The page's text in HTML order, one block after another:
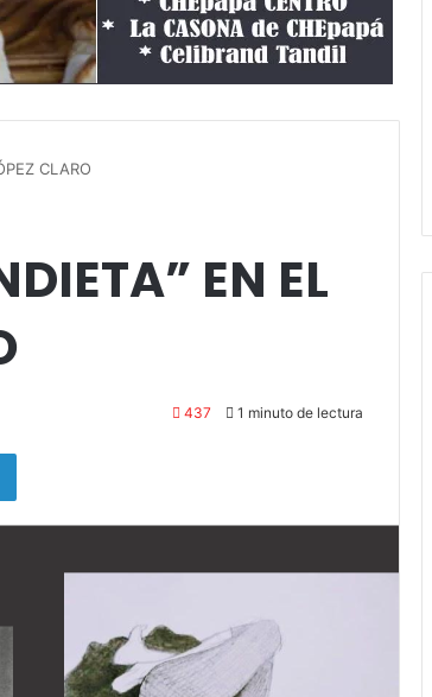
CLARO
EN EL
437 1 minuto de lectura
2 octubre, 2026
“TIRRIA” llega a Tandil con un
elenco de lujo encabezado por